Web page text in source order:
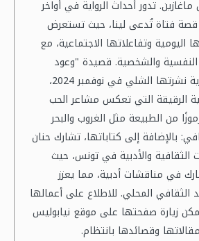
تدور أحداث الرواية في أواخر
قصة فتاة تُدعى لينا، حيث تستعرض
اليومية وتفاعلاتها الاجتماعية، مع
النفسية والشخصية. قصيدة "وعود
المغيب": قصيدة نثرية نشرتها الشلي في نوفمبر 2024،
الرقيقة التي تعكس مشاعر الحب
من الطبيعة مثل الغروب والبحر
بالإضافة إلى كتاباتها، تشارك حنان
الثقافية والأدبية في تونس، حيث
في مناقشات أدبية، مما يعزز
المحلي. للاطلاع على أعمالها
زيارة صفحتها على موقع نيابوليس
وقصائدها بانتظام.